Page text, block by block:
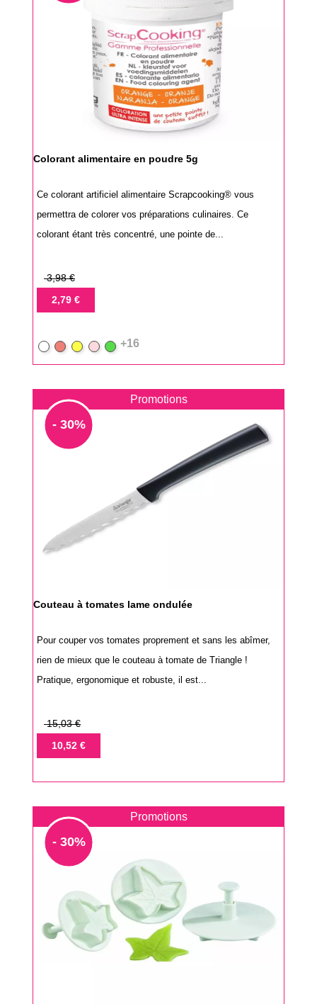
Colorant alimentaire en poudre 5g
Ce colorant artificiel alimentaire Scrapcooking® vous
permettra de colorer vos préparations culinaires. Ce
colorant étant très concentré, une pointe de...
Prix
base
3,98 €
Prix2,79 €
BlancRouge
JauneRosevert-
+16
Promotions
- 30%
Couteau à tomates lame ondulée
Pour couper vos tomates proprement et sans les abîmer,
rien de mieux que le couteau à tomate de Triangle !
Pratique, ergonomique et robuste, il est...
Prix
base
15,03 €
Prix10,52 €
Promotions
- 30%